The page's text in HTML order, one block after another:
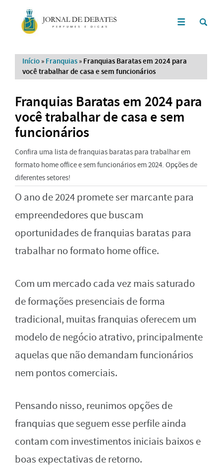
Início » Franquias » Franquias Baratas em 2024 para
você trabalhar de casa e sem funcionários
Franquias Baratas em 2024 para
você trabalhar de casa e sem
funcionários
Confira uma lista de franquias baratas para trabalhar em
formato home office e sem funcionários em 2024. Opções de
diferentes setores!
O ano de 2024 promete ser marcante para
empreendedores que buscam
oportunidades de franquias baratas para
trabalhar no formato home office.
Com um mercado cada vez mais saturado
de formações presenciais de forma
tradicional, muitas franquias oferecem um
modelo de negócio atrativo, principalmente
aquelas que não demandam funcionários
nem pontos comerciais.
Pensando nisso, reunimos opções de
franquias que seguem esse perfile ainda
contam com investimentos iniciais baixos e
boas expectativas de retorno.